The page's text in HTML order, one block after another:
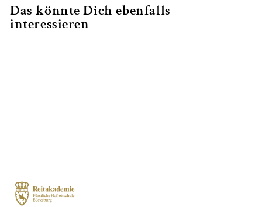
Das könnte Dich ebenfalls
interessieren